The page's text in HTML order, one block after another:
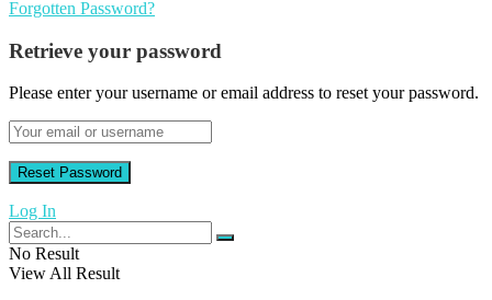
Forgotten Password?
Retrieve your password
Please enter your username or email address to reset your password.
Log In
No Result
View All Result